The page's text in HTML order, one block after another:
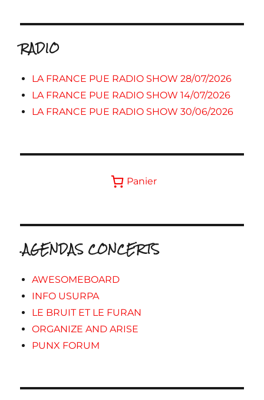
RADIO
LA FRANCE PUE RADIO SHOW 28/07/2026
LA FRANCE PUE RADIO SHOW 14/07/2026
LA FRANCE PUE RADIO SHOW 30/06/2026
Panier
.AGENDAS CONCERTS
AWESOMEBOARD
INFO USURPA
LE BRUIT ET LE FURAN
ORGANIZE AND ARISE
PUNX FORUM